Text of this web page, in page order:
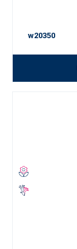
w20350